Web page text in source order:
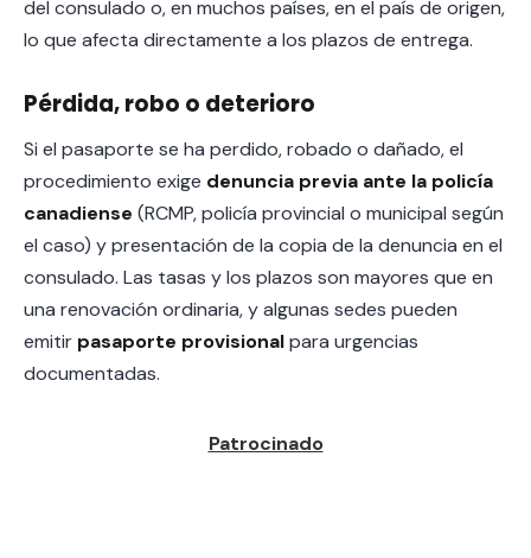
del consulado o, en muchos países, en el país de origen,
lo que afecta directamente a los plazos de entrega.
Pérdida, robo o deterioro
Si el pasaporte se ha perdido, robado o dañado, el
procedimiento exige denuncia previa ante la policía
canadiense (RCMP, policía provincial o municipal según
el caso) y presentación de la copia de la denuncia en el
consulado. Las tasas y los plazos son mayores que en
una renovación ordinaria, y algunas sedes pueden
emitir pasaporte provisionalpara urgencias
documentadas.